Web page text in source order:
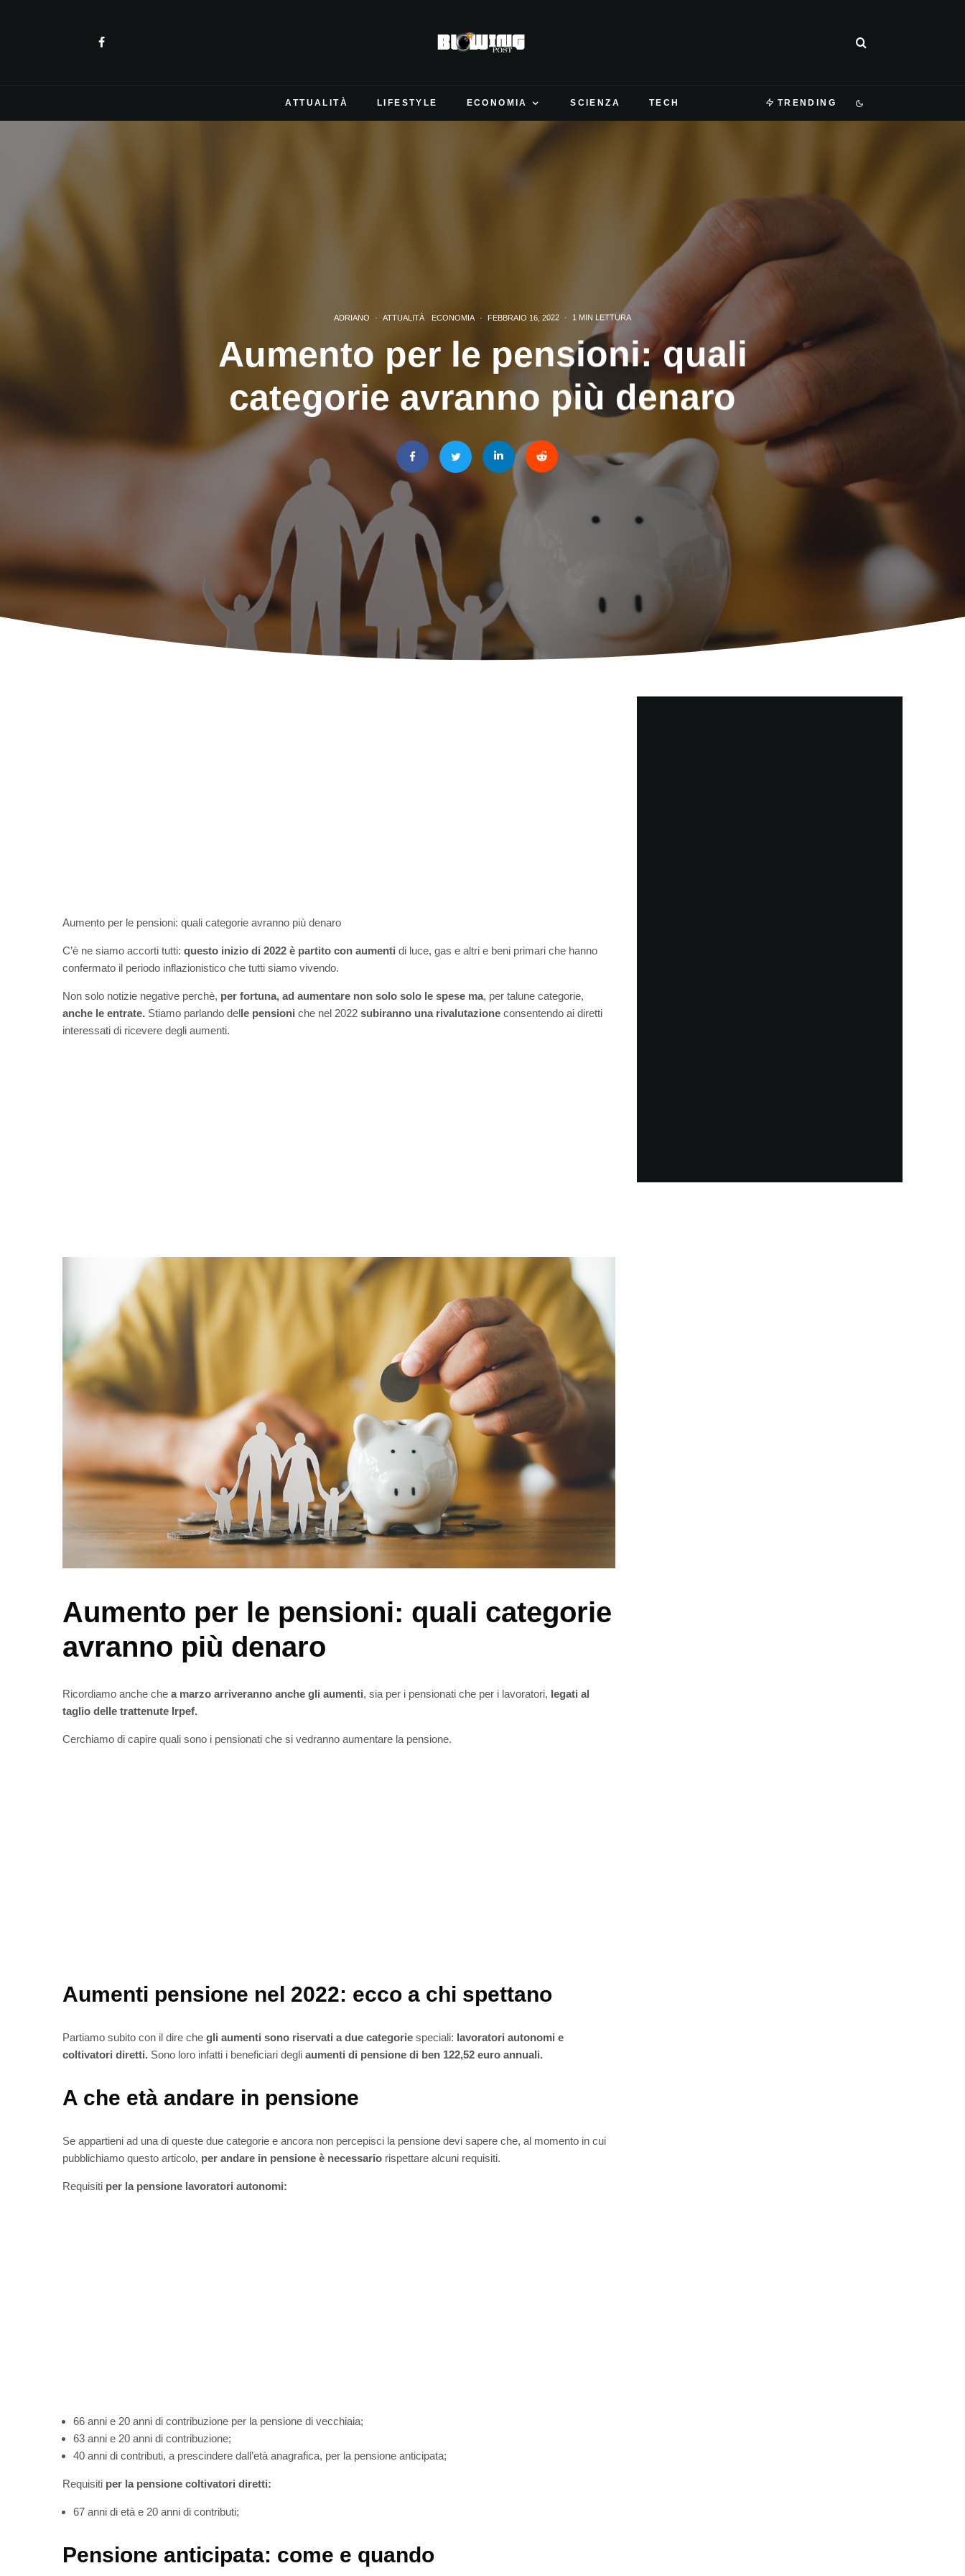
ATTUALITÀ LIFESTYLE ECONOMIA SCIENZA TECH TRENDING
ADRIANO · ATTUALITÀ ECONOMIA · FEBBRAIO 16, 2022 · 1 MIN LETTURA
Aumento per le pensioni: quali
categorie avranno più denaro
Aumento per le pensioni: quali categorie avranno più denaro
C’è ne siamo accorti tutti: questo inizio di 2022 è partito con aumenti di luce, gas e altri e beni primari che hanno
confermato il periodo inflazionistico che tutti siamo vivendo.
Non solo notizie negative perchè, per fortuna, ad aumentare non solo solo le spese ma, per talune categorie,
anche le entrate. Stiamo parlando delle pensioni che nel 2022 subiranno una rivalutazione consentendo ai diretti
interessati di ricevere degli aumenti.
Aumento per le pensioni: quali categorie
avranno più denaro
Ricordiamo anche che a marzo arriveranno anche gli aumenti, sia per i pensionati che per i lavoratori, legati al
taglio delle trattenute Irpef.
Cerchiamo di capire quali sono i pensionati che si vedranno aumentare la pensione.
Aumenti pensione nel 2022: ecco a chi spettano
Partiamo subito con il dire che gli aumenti sono riservati a due categorie speciali: lavoratori autonomi e
coltivatori diretti. Sono loro infatti i beneficiari degli aumenti di pensione di ben 122,52 euro annuali.
A che età andare in pensione
Se appartieni ad una di queste due categorie e ancora non percepisci la pensione devi sapere che, al momento in cui
pubblichiamo questo articolo, per andare in pensione è necessario rispettare alcuni requisiti.
Requisiti per la pensione lavoratori autonomi:
66 anni e 20 anni di contribuzione per la pensione di vecchiaia;
63 anni e 20 anni di contribuzione;
40 anni di contributi, a prescindere dall’età anagrafica, per la pensione anticipata;
Requisiti per la pensione coltivatori diretti:
67 anni di età e 20 anni di contributi;
Pensione anticipata: come e quando